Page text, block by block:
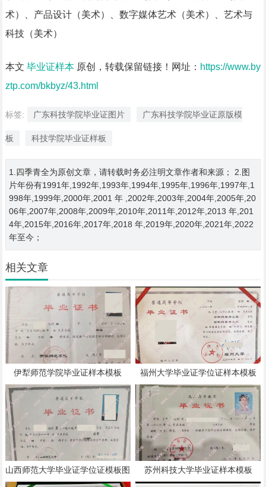
术）、产品设计（美术）、数字媒体艺术（美术）、艺术与
科技（美术）
本文 毕业证样本原创，转载保留链接！网址： https://www.by
ztp.com/bkbyz/43.html
标签: 广东科技学院毕业证图片 广东科技学院毕业证原版模
板 科技学院毕业证样板
1.四季青全为原创文章，请转载时务必注明文章作者和来源； 2.图
片年份有1991年,1992年,1993年,1994年,1995年,1996年,1997年,1
998年,1999年,2000年,2001 年 ,2002年,2003年,2004年,2005年,20
06年,2007年,2008年,2009年,2010年,2011年,2012年,2013 年,201
4年,2015年,2016年,2017年,2018 年,2019年,2020年,2021年,2022
年至今；
相关文章
伊犁师范学院毕业证样本模板 福州大学毕业证学位证样本模板
山西师范大学毕业证学位证模板图
片
苏州科技大学毕业证样本模板